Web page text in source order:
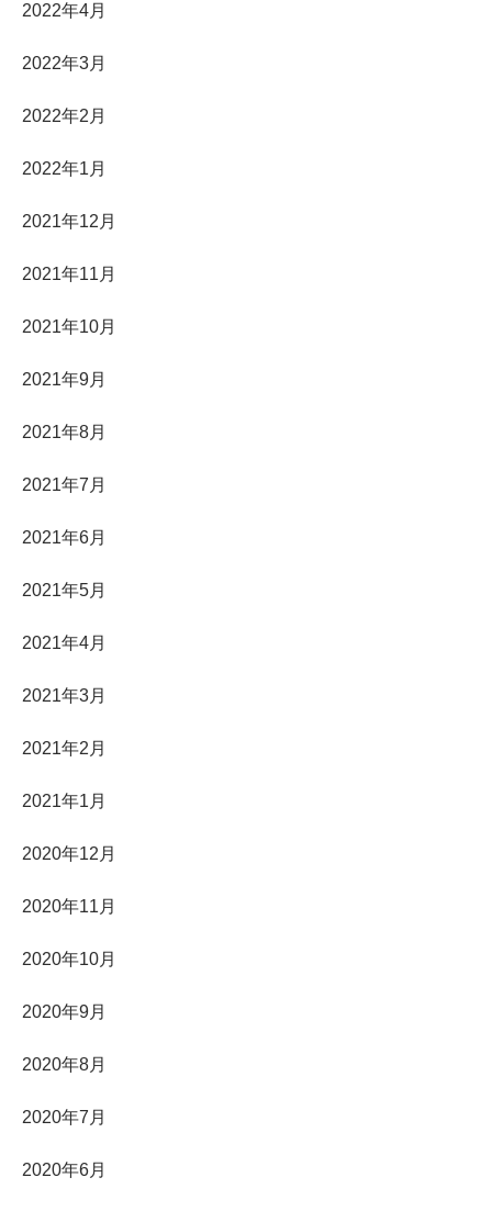
2022年4月
2022年3月
2022年2月
2022年1月
2021年12月
2021年11月
2021年10月
2021年9月
2021年8月
2021年7月
2021年6月
2021年5月
2021年4月
2021年3月
2021年2月
2021年1月
2020年12月
2020年11月
2020年10月
2020年9月
2020年8月
2020年7月
2020年6月